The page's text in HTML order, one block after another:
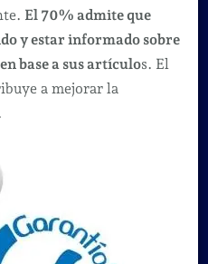
El 70% admite que
y estar informado sobre
base a sus artículos. El
a mejorar la